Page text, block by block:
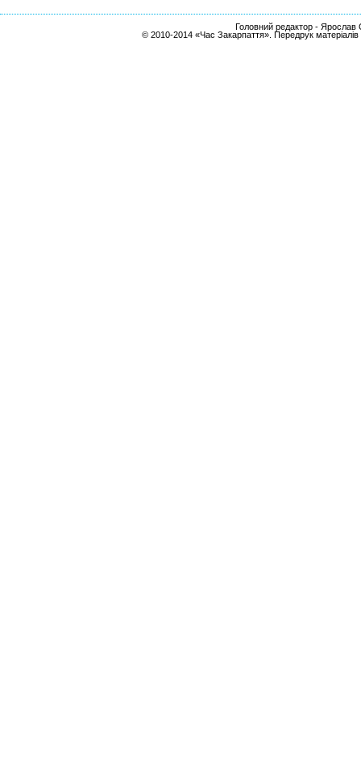
Головний редактор - Ярослав
© 2010-2014 «Час Закарпаття». Передрук